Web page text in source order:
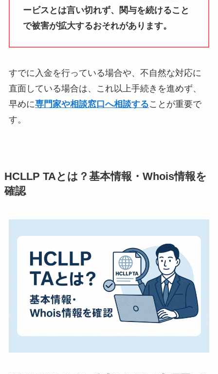
ービスとは言い切れず、関与を続けること
で被害が拡大するおそれがあります。
すでに入金を行っている場合や、不自然な対応に
直面している場合は、これ以上手続きを進めず、
早めに専門家や相談窓口へ相談することが重要で
す。
HCLLP TAとは？基本情報・Whois情報を
確認